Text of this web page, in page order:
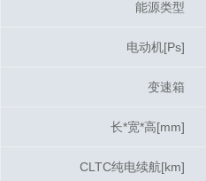
能源类型
电动机[Ps]
变速箱
长*宽*高[mm]
CLTC纯电续航[km]
能源类型
电动机[Ps]
变速箱
长*宽*高[mm]
CLTC纯电续航[km]